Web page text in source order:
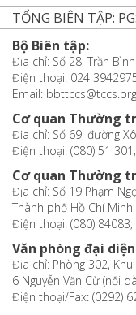
TỔNG BIÊN TẬP:
Bộ Biên tập:
Địa chỉ: Số 28, Trần
Điện thoại: 024
Email:
Cơ quan Thường
Địa chỉ: Số 69, đường
Điện thoại: (080) 51
Cơ quan Thường
Địa chỉ: Số 19 Phạm
Thành phố Hồ Chí Minh
Điện thoại: (080) 84083;
Văn phòng đại
Địa chỉ: Phòng 302,
6 Nguyễn Văn Cừ (nối
Điện thoại/Fax: (0292)